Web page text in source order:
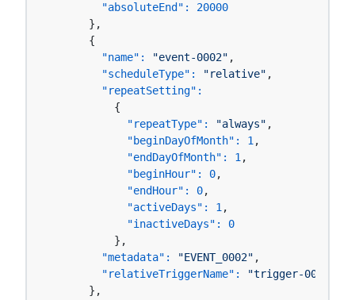
"absoluteEnd":
20000
      },
      {
"name":
"event-0002" ,
"scheduleType":
"relative" ,
"repeatSetting":
          {
"repeatType":
"always" ,
"beginDayOfMonth":
1 ,
"endDayOfMonth":
1 ,
"beginHour":
0,
"endHour":
0,
"activeDays":
1 ,
"inactiveDays":
0
          },
"metadata":
"EVENT_0002" ,
"relativeTriggerName":
"trigger-0001"
      },